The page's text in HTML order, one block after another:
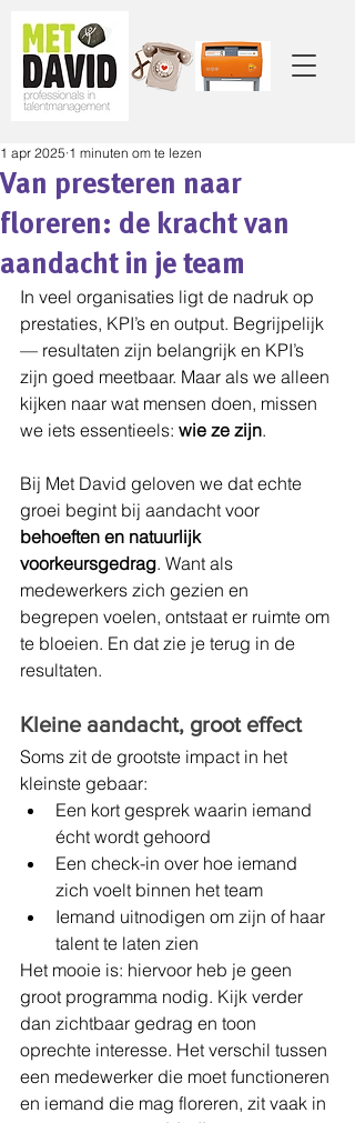
Van presteren naar
floreren: de kracht van
aandacht in je team
1 apr 2025 1 minuten om te lezen
In veel organisaties ligt de nadruk op
prestaties, KPI’s en output. Begrijpelijk
— resultaten zijn belangrijk en KPI’s
zijn goed meetbaar. Maar als we alleen
kijken naar wat mensen doen, missen
we iets essentieels: wie ze zijn.
Bij Met David geloven we dat echte
groei begint bij aandacht voor
behoeften en natuurlijk
voorkeursgedrag. Want als
medewerkers zich gezien en
begrepen voelen, ontstaat er ruimte om
te bloeien. En dat zie je terug in de
resultaten.
Kleine aandacht, groot effect
Soms zit de grootste impact in het
kleinste gebaar:
Een kort gesprek waarin iemand
écht wordt gehoord
Een check-in over hoe iemand
zich voelt binnen het team
Iemand uitnodigen om zijn of haar
talent te laten zien
Het mooie is: hiervoor heb je geen
groot programma nodig. Kijk verder
dan zichtbaar gedrag en toon
oprechte interesse. Het verschil tussen
een medewerker die moet functioneren
en iemand die mag floreren, zit vaak in